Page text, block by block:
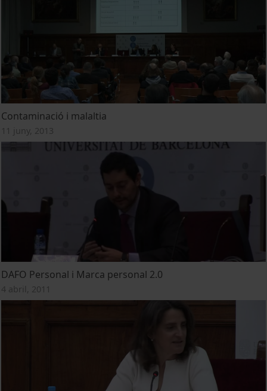
Contaminació i malaltia
11 juny, 2013
DAFO Personal i Marca personal 2.0
4 abril, 2011